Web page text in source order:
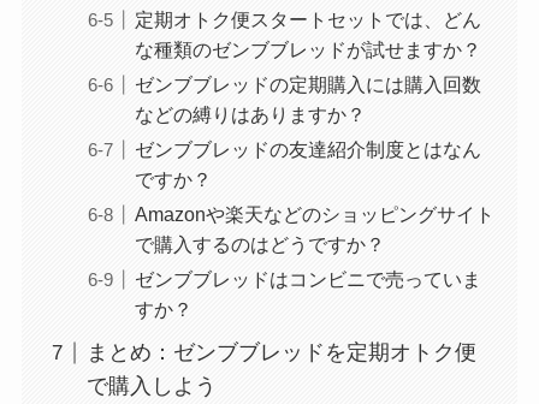
定期オトク便スタートセットでは、どん
な種類のゼンブブレッドが試せますか？
ゼンブブレッドの定期購入には購入回数
などの縛りはありますか？
ゼンブブレッドの友達紹介制度とはなん
ですか？
Amazonや楽天などのショッピングサイト
で購入するのはどうですか？
ゼンブブレッドはコンビニで売っていま
すか？
まとめ：ゼンブブレッドを定期オトク便
で購入しよう